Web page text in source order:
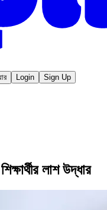
Login Sign Up
লাশ উদ্ধার